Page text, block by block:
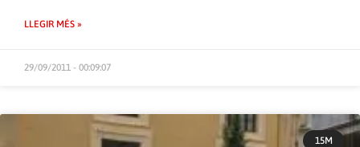
LLEGIR MÉS »
29/09/2011 - 00:09:07
15M